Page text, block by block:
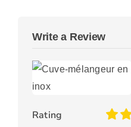
Write a Review
Rating